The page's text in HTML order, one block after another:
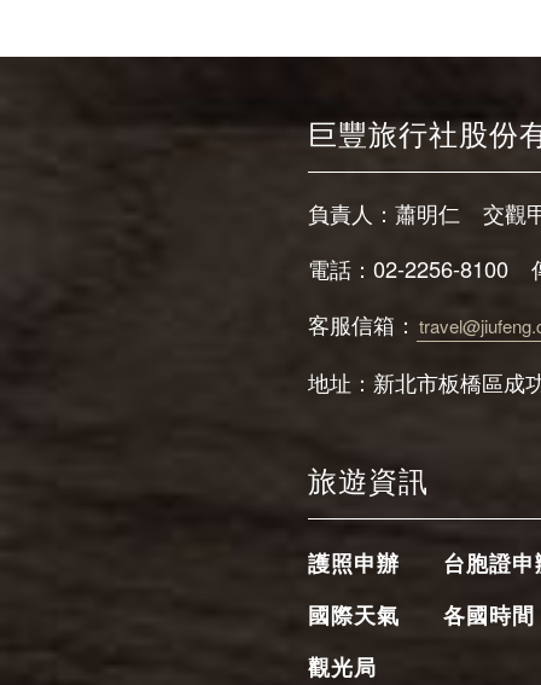
巨豐旅行社股份
負責人：蕭明仁
交觀
電話：02-2256-8100
客服信箱：
地址：新北市板橋區成
旅遊資訊
護照申辦
台胞證申
國際天氣
各國時間
觀光局